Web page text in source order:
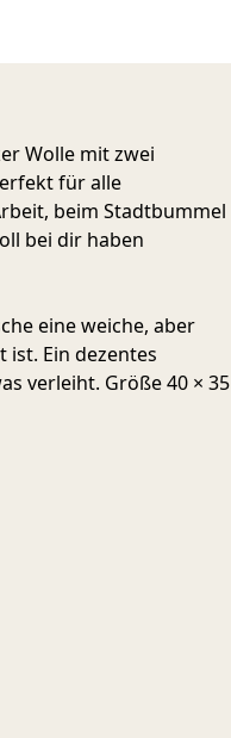
Wolle mit zwei
für alle
beim Stadtbummel
bei dir haben
eine weiche, aber
ist. Ein dezentes
verleiht. Größe 40 × 35